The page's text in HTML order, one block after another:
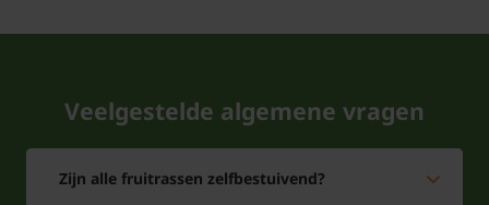
Tuinplantenwinkel.nl is gecertificeerd onder
nummer 110920
Veelgestelde algemene vragen
Zijn alle fruitrassen zelfbestuivend?